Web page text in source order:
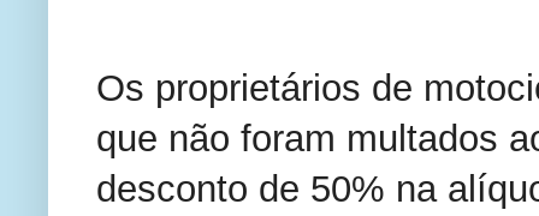
Os proprietários de
que não foram multados
desconto de 50% na